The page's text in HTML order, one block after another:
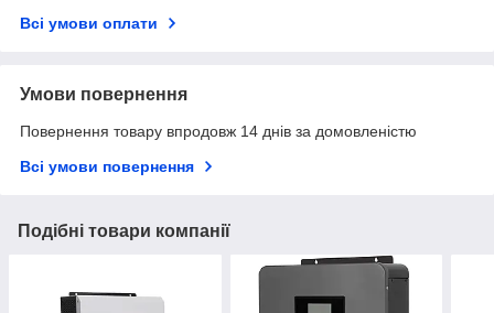
Всі умови оплати
Умови повернення
Повернення товару впродовж 14 днів за домовленістю
Всі умови повернення
Подібні товари компанії